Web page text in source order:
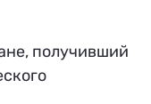
получивший